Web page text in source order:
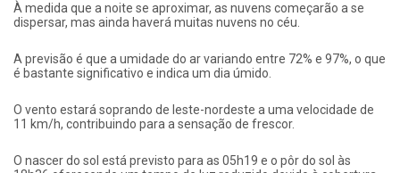
À medida que a noite se aproximar, as nuvens começarão a se
dispersar, mas ainda haverá muitas nuvens no céu.
A previsão é que a umidade do ar variando entre 72% e 97%, o que
é bastante significativo e indica um dia úmido.
O vento estará soprando de leste-nordeste a uma velocidade de
11 km/h, contribuindo para a sensação de frescor.
O nascer do sol está previsto para as 05h19 e o pôr do sol às